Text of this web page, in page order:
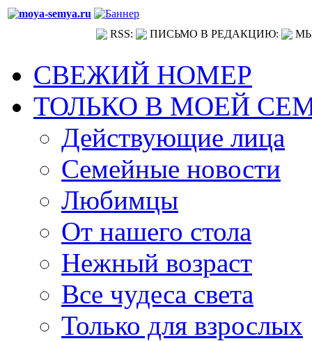
RSS: ПИСЬМО В РЕДАКЦИЮ:
СВЕЖИЙ НОМЕР
ТОЛЬКО В МОЕЙ
Действующие лица
Семейные новости
Любимцы
От нашего стола
Нежный возраст
Все чудеса света
Только для взрослых